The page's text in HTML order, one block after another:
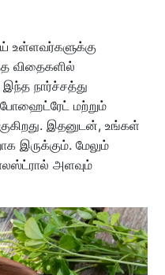
உள்ளவர்களுக்கு
விதைகளில்
நார்ச்சத்து
மற்றும்
இதனுடன், உங்கள்
இருக்கும். மேலும்
அளவும்